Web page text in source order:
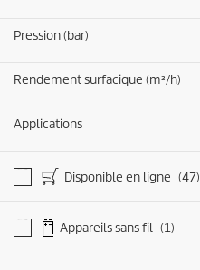
a
s
Pression (bar)
Rendement surfacique (m²/h)
Applications
Disponible en ligne (47)
Appareils sans fil (1)